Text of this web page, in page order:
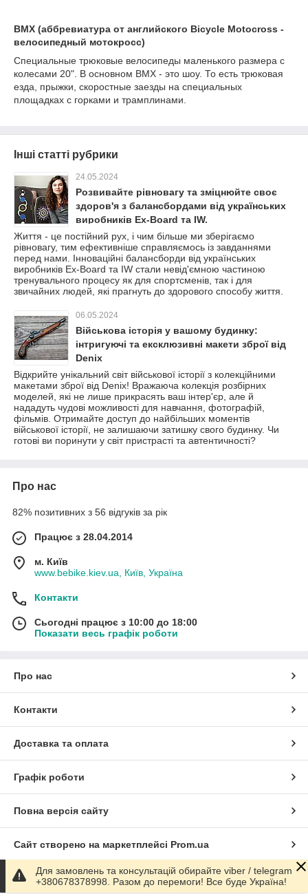
BMX (аббревиатура от английского Bicycle Motocross -
велосипедный мотокросс)
Специальные трюковые велосипеды маленького размера с
колесами 20". В основном BMX - это шоу. То есть трюковая
езда, прыжки, скоростные заезды на специальных
площадках с горками и трамплинами.
Інші статті рубрики
24.05.2024
Розвивайте рівновагу та зміцнюйте своє
здоров'я з балансбордами від українських
виробників Ex-Board та IW.
Життя - це постійний рух, і чим більше ми зберігаємо
рівновагу, тим ефективніше справляємось із завданнями
перед нами. Інноваційні балансборди від українських
виробників Ex-Board та IW стали невід'ємною частиною
тренувального процесу як для спортсменів, так і для
звичайних людей, які прагнуть до здорового способу життя.
06.05.2024
Військова історія у вашому будинку:
інтригуючі та ексклюзивні макети зброї від
Denix
Відкрийте унікальний світ військової історії з колекційними
макетами зброї від Denix! Вражаюча колекція розбірних
моделей, які не лише прикрасять ваш інтер'єр, але й
нададуть чудові можливості для навчання, фотографій,
фільмів. Отримайте доступ до найбільших моментів
військової історії, не залишаючи затишку свого будинку. Чи
готові ви поринути у світ пристрасті та автентичності?
Про нас
82% позитивних з 56 відгуків за рік
Працює з 28.04.2014
м. Київ
www.bebike.kiev.ua, Київ, Україна
Контакти
Сьогодні працює з 10:00 до 18:00
Показати весь графік роботи
Про нас
Контакти
Доставка та оплата
Графік роботи
Повна версія сайту
Сайт створено на маркетплейсі Prom.ua
Політика конфіденційності
Для замовлень та консультацій обирайте viber / telegram
+380678378998. Разом до перемоги! Все буде Україна!